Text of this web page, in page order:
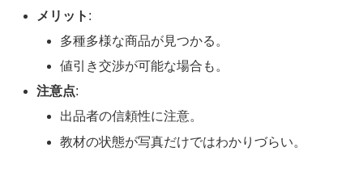
メリット :
多種多様な商品が見つかる。
値引き交渉が可能な場合も。
注意点:
出品者の信頼性に注意。
教材の状態が写真だけではわかりづらい。